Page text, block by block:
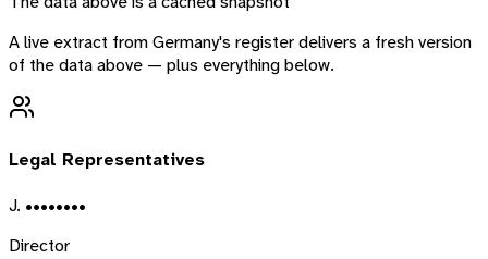
A live extract fromGermany's register delivers a fresh version
of the data above — plus everything below.
Legal Representatives
J. ••••••••
Director